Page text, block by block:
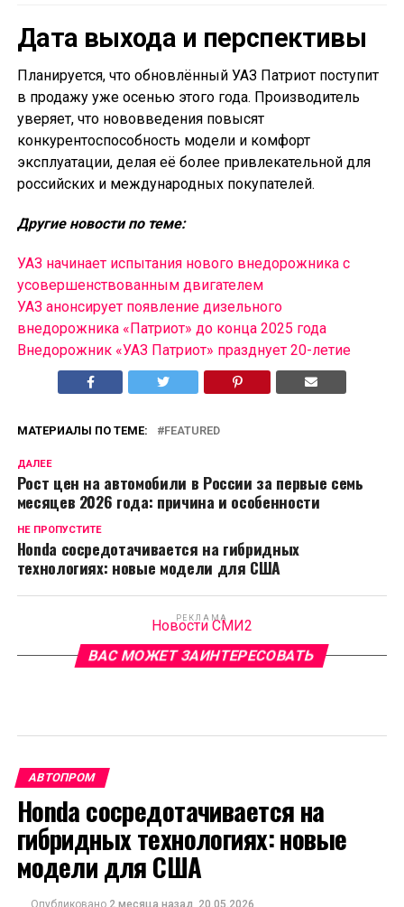
Дата выхода и перспективы
Планируется, что обновлённый УАЗ Патриот поступит
в продажу уже осенью этого года. Производитель
уверяет, что нововведения повысят
конкурентоспособность модели и комфорт
эксплуатации, делая её более привлекательной для
российских и международных покупателей.
Другие новости по теме:
УАЗ начинает испытания нового внедорожника с
усовершенствованным двигателем
УАЗ анонсирует появление дизельного
внедорожника «Патриот» до конца 2025 года
Внедорожник «УАЗ Патриот» празднует 20-летие
МАТЕРИАЛЫ ПО ТЕМЕ: FEATURED
ДАЛЕЕ
Рост цен на автомобили в России за первые семь
месяцев 2026 года: причина и особенности
НЕ ПРОПУСТИТЕ
Honda сосредотачивается на гибридных
технологиях: новые модели для США
РЕКЛАМА
Новости СМИ2
ВАС МОЖЕТ ЗАИНТЕРЕСОВАТЬ
АВТОПРОМ
Honda сосредотачивается на
гибридных технологиях: новые
модели для США